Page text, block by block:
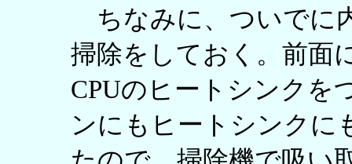
ちなみに、ついでに
掃除をしておく。前面
CPUのヒートシンクを
ンにもヒートシンクに